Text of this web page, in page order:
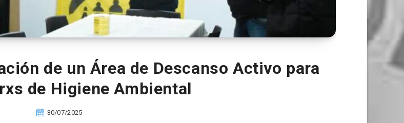
de un Área de Descanso Activo para
de Higiene Ambiental
30/07/2025